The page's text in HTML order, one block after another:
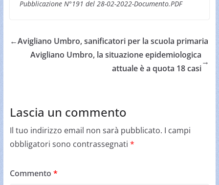
Pubblicazione N°191 del 28-02-2022-Documento.PDF
←Avigliano Umbro, sanificatori per la scuola primaria
Avigliano Umbro, la situazione epidemiologica
attuale è a quota 18 casi
→
Lascia un commento
Il tuo indirizzo email non sarà pubblicato. I campi
obbligatori sono contrassegnati *
Commento *